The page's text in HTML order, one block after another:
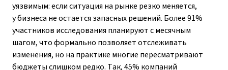
уязвимым: если ситуация на рынке резко меняется,
у бизнеса не остается запасных решений. Более 91%
участников исследования планируют с месячным
шагом, что формально позволяет отслеживать
изменения, но на практике многие пересматривают
бюджеты слишком редко. Так, 45% компаний